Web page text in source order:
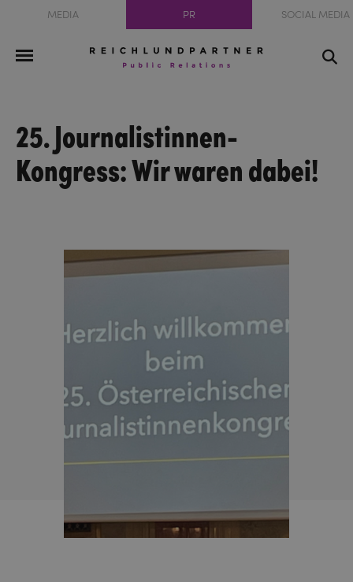
MEDIA PR SOCIAL MEDIA
25. Journalistinnen-
Kongress: Wir waren dabei!